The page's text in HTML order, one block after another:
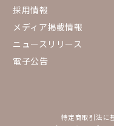
採用情報
メディア掲載情報
ニュースリリース
電子公告
特定商取引法に